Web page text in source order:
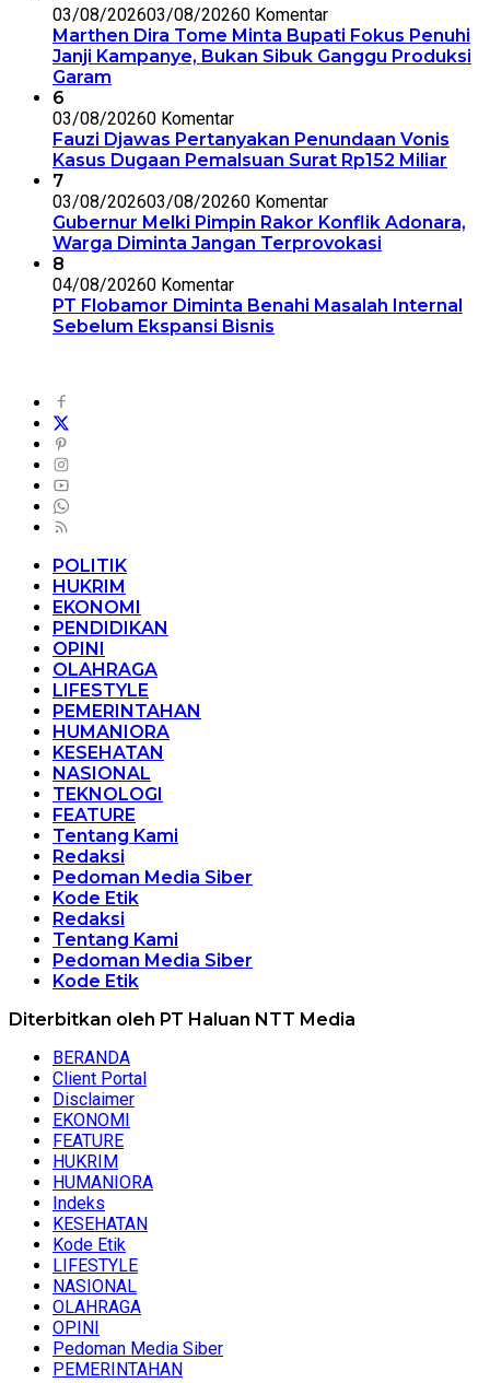
03/08/202603/08/20260 Komentar
Marthen Dira Tome Minta Bupati Fokus Penuhi
Janji Kampanye, Bukan Sibuk Ganggu Produksi
Garam
6
03/08/20260 Komentar
Fauzi Djawas Pertanyakan Penundaan Vonis
Kasus Dugaan Pemalsuan Surat Rp152 Miliar
7
03/08/202603/08/20260 Komentar
Gubernur Melki Pimpin Rakor Konflik Adonara,
Warga Diminta Jangan Terprovokasi
8
04/08/20260 Komentar
PT Flobamor Diminta Benahi Masalah Internal
Sebelum Ekspansi Bisnis
POLITIK
HUKRIM
EKONOMI
PENDIDIKAN
OPINI
OLAHRAGA
LIFESTYLE
PEMERINTAHAN
HUMANIORA
KESEHATAN
NASIONAL
TEKNOLOGI
FEATURE
Tentang Kami
Redaksi
Pedoman Media Siber
Kode Etik
Redaksi
Tentang Kami
Pedoman Media Siber
Kode Etik
Diterbitkan oleh PT Haluan NTT Media
BERANDA
Client Portal
Disclaimer
EKONOMI
FEATURE
HUKRIM
HUMANIORA
Indeks
KESEHATAN
Kode Etik
LIFESTYLE
NASIONAL
OLAHRAGA
OPINI
Pedoman Media Siber
PEMERINTAHAN